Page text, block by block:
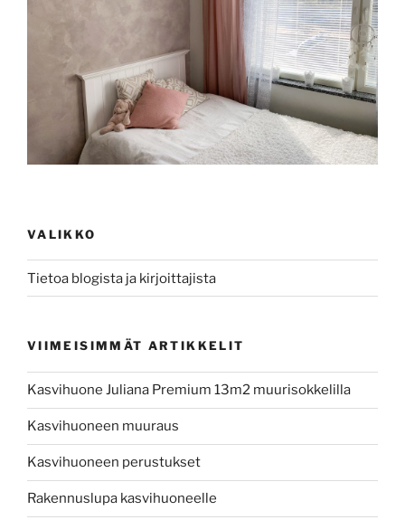
VALIKKO
Tietoa blogista ja kirjoittajista
VIIMEISIMMÄT ARTIKKELIT
Kasvihuone Juliana Premium 13m2 muurisokkelilla
Kasvihuoneen muuraus
Kasvihuoneen perustukset
Rakennuslupa kasvihuoneelle